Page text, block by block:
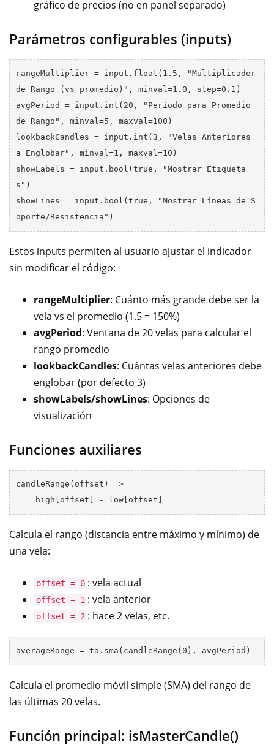
gráfico de precios (no en panel separado)
Parámetros configurables (inputs)
rangeMultiplier = input.float(1.5, "Multiplicador
de Rango (vs promedio)", minval=1.0, step=0.1)
avgPeriod = input.int(20, "Período para Promedio
de Rango", minval=5, maxval=100)
lookbackCandles = input.int(3, "Velas Anteriores
a Englobar", minval=1, maxval=10)
showLabels = input.bool(true, "Mostrar Etiqueta
s")
showLines = input.bool(true, "Mostrar Líneas de S
Estos inputs permiten al usuario ajustar el indicador
sin modificar el código:
rangeMultiplier: Cuánto más grande debe ser la
vela vs el promedio (1.5 = 150%)
avgPeriod: Ventana de 20 velas para calcular el
rango promedio
lookbackCandles: Cuántas velas anteriores debe
englobar (por defecto 3)
showLabels/showLines: Opciones de
visualización
Funciones auxiliares
candleRange(offset) =>
Calcula el rango (distancia entre máximo y mínimo) de
una vela:
offset = 0 : vela actual
offset = 1 : vela anterior
offset = 2 : hace 2 velas, etc.
Calcula el promedio móvil simple (SMA) del rango de
las últimas 20 velas.
Función principal: isMasterCandle()